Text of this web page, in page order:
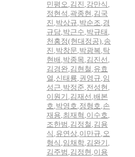
민평오,김진 ,강만식 ,
정현석 ,곽종현 ,김국
진 ,박상규,박순조,경
규담,박근수,박규태 ,
천홍정(현대정공),송
진 ,박창문,박광복,탁
현배 ,박종목,김진선 ,
김경완,김현철 ,유효
열 ,신태룡,권영규,임
성근,박정준,전성현 ,
이원기 ,김재선 ,배본
호,박영호,정형호,손
재용,최재혁 ,이수호,
조한범 ,김정철 ,김용
식 ,유연상,이만규,오
형식 ,임채학,김완기 ,
김주범 ,김정현 ,이용